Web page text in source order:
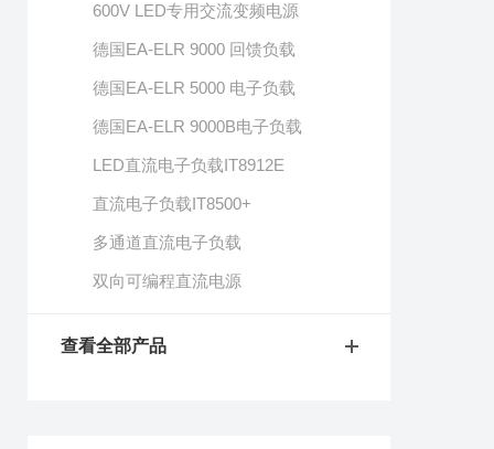
600V LED专用交流变频电源
德国EA-ELR 9000 回馈负载
德国EA-ELR 5000 电子负载
德国EA-ELR 9000B电子负载
LED直流电子负载IT8912E
直流电子负载IT8500+
多通道直流电子负载
双向可编程直流电源
查看全部产品